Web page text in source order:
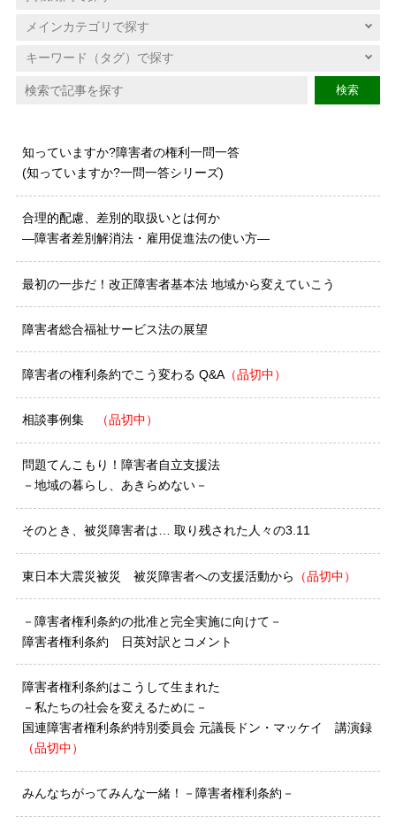
検索
知っていますか?障害者の権利一問一答
(知っていますか?一問一答シリーズ)
合理的配慮、差別的取扱いとは何か
―障害者差別解消法・雇用促進法の使い方―
最初の一歩だ！改正障害者基本法 地域から変えていこう
障害者総合福祉サービス法の展望
障害者の権利条約でこう変わる Q&A（品切中）
相談事例集 （品切中）
問題てんこもり！障害者自立支援法
－地域の暮らし、あきらめない－
そのとき、被災障害者は… 取り残された人々の3.11
東日本大震災被災 被災障害者への支援活動から （品切中）
－障害者権利条約の批准と完全実施に向けて－
障害者権利条約 日英対訳とコメント
障害者権利条約はこうして生まれた
－私たちの社会を変えるために－
国連障害者権利条約特別委員会 元議長ドン・マッケイ 講演録
（品切中）
みんなちがってみんな一緒！－障害者権利条約－